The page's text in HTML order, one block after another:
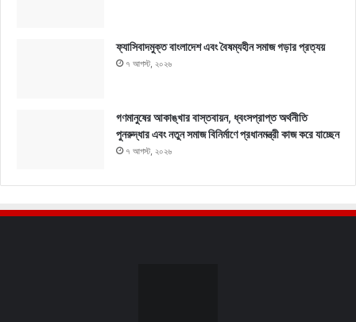
ফ্যাসিবাদমুক্ত বাংলাদেশ এবং বৈষম্যহীন সমাজ গড়ার প্রত্যয়
৭ আগস্ট, ২০২৬
গণমানুষের আকাঙ্খার বাস্তবায়ন, ধ্বংসপ্রাপ্ত অর্থনীতি
পুনরুদ্ধার এবং নতুন সমাজ বিনির্মাণে প্রধানমন্ত্রী কাজ করে যাচ্ছেন
৭ আগস্ট, ২০২৬